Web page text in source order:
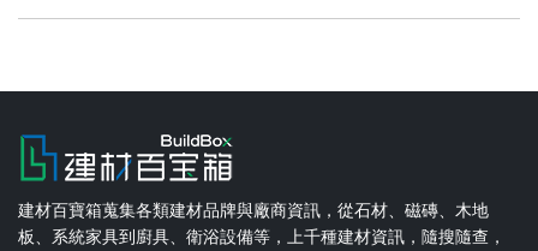
建材百寶箱蒐集各類建材品牌與廠商資訊，從石材、磁磚、木地
板、系統家具到廚具、衛浴設備等，上千種建材資訊，隨搜隨查，